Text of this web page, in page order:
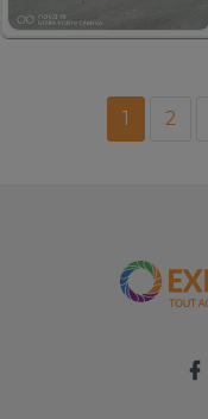
1 2